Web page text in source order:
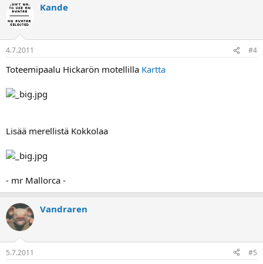
Kande
4.7.2011 #4
Toteemipaalu Hickarön motellilla Kartta
Lisää merellistä Kokkolaa
- mr Mallorca -
Vandraren
5.7.2011 #5